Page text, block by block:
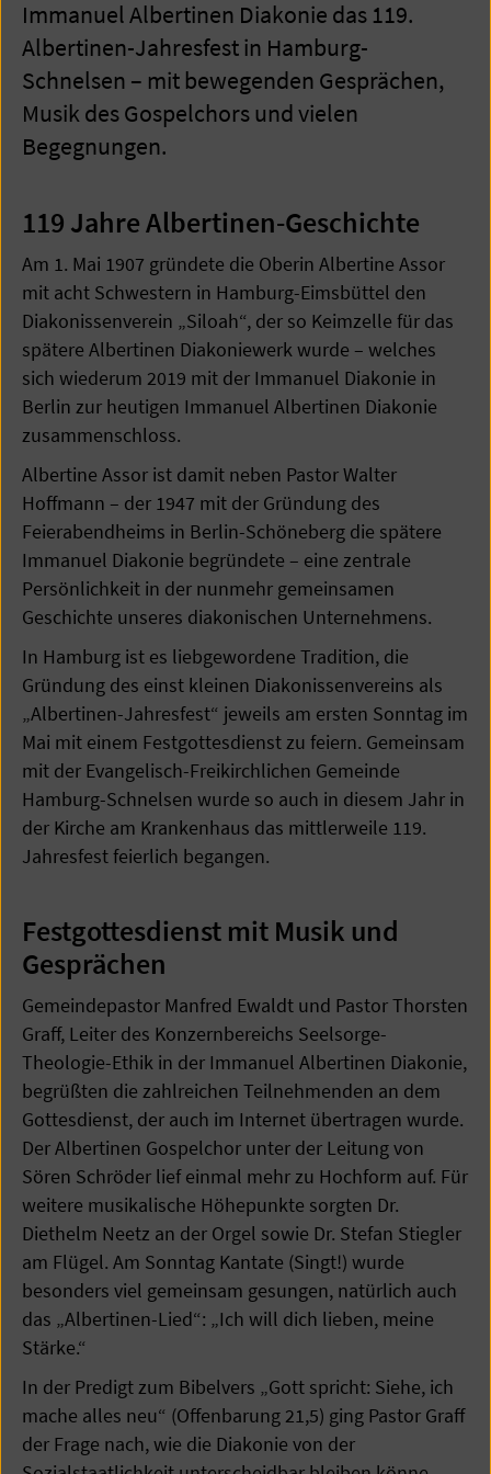
Immanuel Albertinen Diakonie das 119.
Albertinen-Jahresfest in Hamburg-
Schnelsen – mit bewegenden Gesprächen,
Musik des Gospelchors und vielen
Begegnungen.
119 Jahre Albertinen-Geschichte
Am 1. Mai 1907 gründete die Oberin Albertine Assor
mit acht Schwestern in Hamburg-Eimsbüttel den
Diakonissenverein „Siloah“, der so Keimzelle für das
spätere Albertinen Diakoniewerk wurde – welches
sich wiederum 2019 mit der Immanuel Diakonie in
Berlin zur heutigen Immanuel Albertinen Diakonie
zusammenschloss.
Albertine Assor ist damit neben Pastor Walter
Hoffmann – der 1947 mit der Gründung des
Feierabendheims in Berlin-Schöneberg die spätere
Immanuel Diakonie begründete – eine zentrale
Persönlichkeit in der nunmehr gemeinsamen
Geschichte unseres diakonischen Unternehmens.
In Hamburg ist es liebgewordene Tradition, die
Gründung des einst kleinen Diakonissenvereins als
„Albertinen-Jahresfest“ jeweils am ersten Sonntag im
Mai mit einem Festgottesdienst zu feiern. Gemeinsam
mit der Evangelisch-Freikirchlichen Gemeinde
Hamburg-Schnelsen wurde so auch in diesem Jahr in
der Kirche am Krankenhaus das mittlerweile 119.
Jahresfest feierlich begangen.
Festgottesdienst mit Musik und
Gesprächen
Gemeindepastor Manfred Ewaldt und Pastor Thorsten
Graff, Leiter des Konzernbereichs Seelsorge-
Theologie-Ethik in der Immanuel Albertinen Diakonie,
begrüßten die zahlreichen Teilnehmenden an dem
Gottesdienst, der auch im Internet übertragen wurde.
Der Albertinen Gospelchor unter der Leitung von
Sören Schröder lief einmal mehr zu Hochform auf. Für
weitere musikalische Höhepunkte sorgten Dr.
Diethelm Neetz an der Orgel sowie Dr. Stefan Stiegler
am Flügel. Am Sonntag Kantate (Singt!) wurde
besonders viel gemeinsam gesungen, natürlich auch
das „Albertinen-Lied“: „Ich will dich lieben, meine
Stärke.“
In der Predigt zum Bibelvers „Gott spricht: Siehe, ich
mache alles neu“ (Offenbarung 21,5) ging Pastor Graff
der Frage nach, wie die Diakonie von der